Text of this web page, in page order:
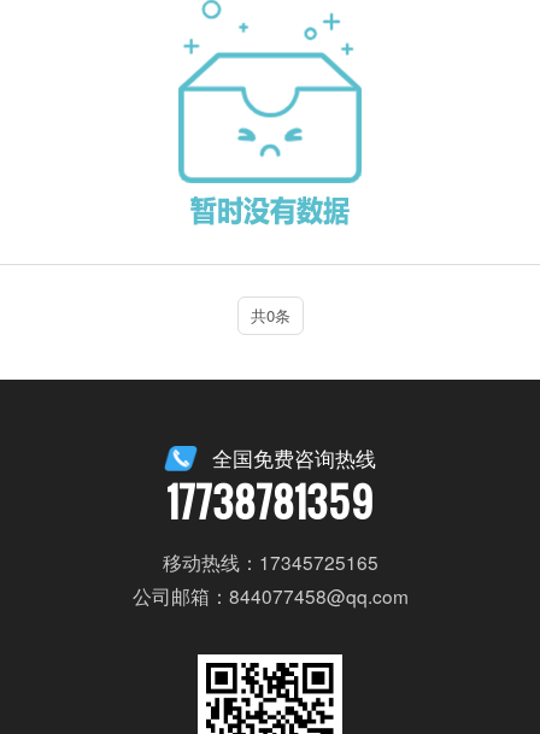
共0条
全国免费咨询热线
17738781359
移动热线：17345725165
公司邮箱：844077458@qq.com